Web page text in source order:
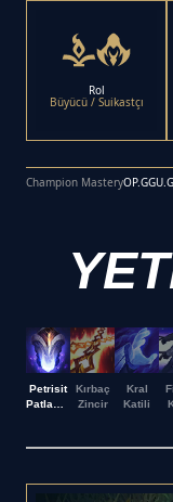
Rol
Büyücü / Suikastçı
Champion MasteryOP.GG
Petrisit
Kırbaç
Zincir
Kral
Katili